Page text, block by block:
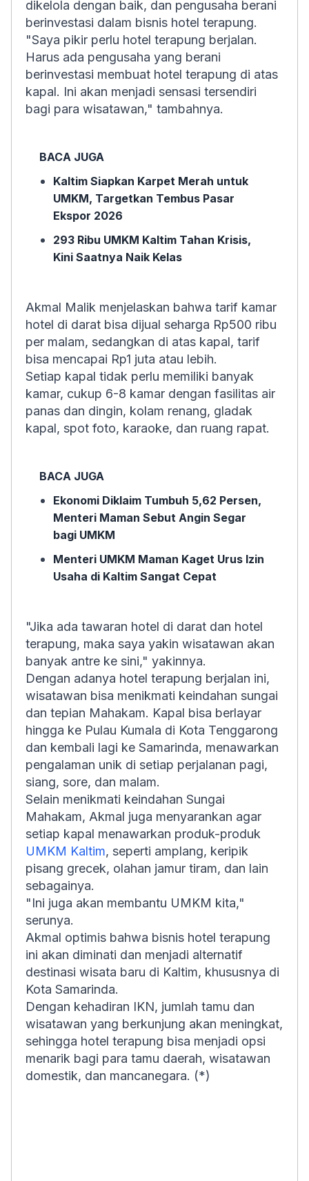
dikelola dengan baik, dan pengusaha berani
berinvestasi dalam bisnis hotel terapung.
"Saya pikir perlu hotel terapung berjalan.
Harus ada pengusaha yang berani
berinvestasi membuat hotel terapung di atas
kapal. Ini akan menjadi sensasi tersendiri
bagi para wisatawan," tambahnya.
BACA JUGA
Kaltim Siapkan Karpet Merah untuk
UMKM, Targetkan Tembus Pasar
Ekspor 2026
293 Ribu UMKM Kaltim Tahan Krisis,
Kini Saatnya Naik Kelas
Akmal Malik menjelaskan bahwa tarif kamar
hotel di darat bisa dijual seharga Rp500 ribu
per malam, sedangkan di atas kapal, tarif
bisa mencapai Rp1 juta atau lebih.
Setiap kapal tidak perlu memiliki banyak
kamar, cukup 6-8 kamar dengan fasilitas air
panas dan dingin, kolam renang, gladak
kapal, spot foto, karaoke, dan ruang rapat.
BACA JUGA
Ekonomi Diklaim Tumbuh 5,62 Persen,
Menteri Maman Sebut Angin Segar
bagi UMKM
Menteri UMKM Maman Kaget Urus Izin
Usaha di Kaltim Sangat Cepat
"Jika ada tawaran hotel di darat dan hotel
terapung, maka saya yakin wisatawan akan
banyak antre ke sini," yakinnya.
Dengan adanya hotel terapung berjalan ini,
wisatawan bisa menikmati keindahan sungai
dan tepian Mahakam. Kapal bisa berlayar
hingga ke Pulau Kumala di Kota Tenggarong
dan kembali lagi ke Samarinda, menawarkan
pengalaman unik di setiap perjalanan pagi,
siang, sore, dan malam.
Selain menikmati keindahan Sungai
Mahakam, Akmal juga menyarankan agar
setiap kapal menawarkan produk-produk
UMKM Kaltim, seperti amplang, keripik
pisang grecek, olahan jamur tiram, dan lain
sebagainya.
"Ini juga akan membantu UMKM kita,"
serunya.
Akmal optimis bahwa bisnis hotel terapung
ini akan diminati dan menjadi alternatif
destinasi wisata baru di Kaltim, khususnya di
Kota Samarinda.
Dengan kehadiran IKN, jumlah tamu dan
wisatawan yang berkunjung akan meningkat,
sehingga hotel terapung bisa menjadi opsi
menarik bagi para tamu daerah, wisatawan
domestik, dan mancanegara. (*)